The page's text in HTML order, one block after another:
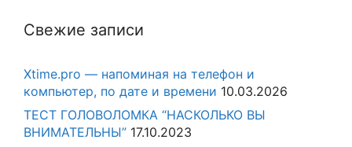
Свежие записи
Xtime.pro — напоминая на телефон и
компьютер, по дате и времени 10.03.2026
ТЕСТ ГОЛОВОЛОМКА “НАСКОЛЬКО ВЫ
ВНИМАТЕЛЬНЫ” 17.10.2023